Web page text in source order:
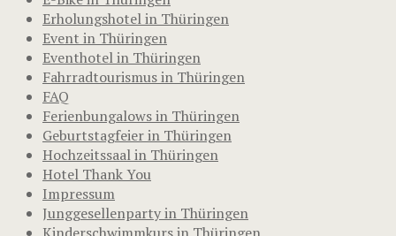
Erholungshotel in Thüringen
Event in Thüringen
Eventhotel in Thüringen
Fahrradtourismus in Thüringen
FAQ
Ferienbungalows in Thüringen
Geburtstagfeier in Thüringen
Hochzeitssaal in Thüringen
Hotel Thank You
Impressum
Junggesellenparty in Thüringen